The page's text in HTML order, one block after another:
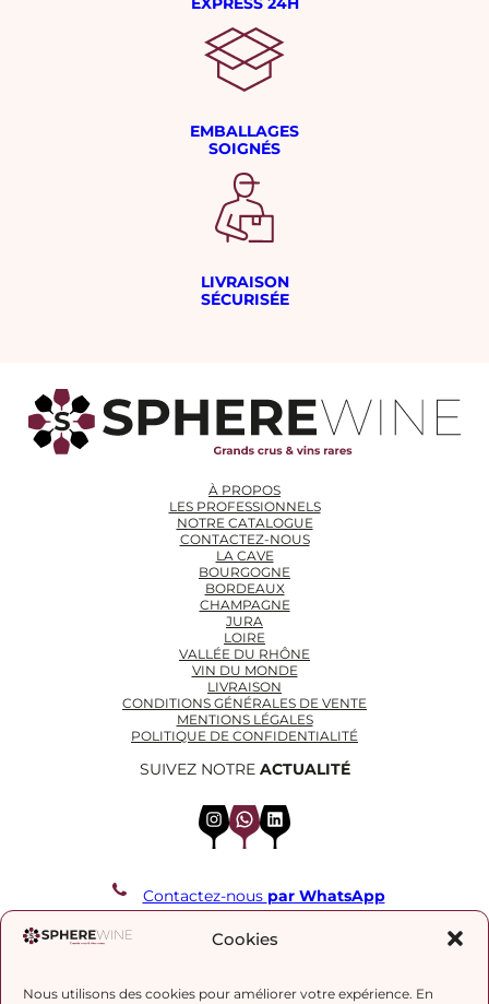
Cookies
Nous utilisons des cookies pour améliorer votre expérience. En
EMBALLAGES
SOIGNÉS
LIVRAISON
SÉCURISÉE
À PROPOS
LES PROFESSIONNELS
NOTRE CATALOGUE
CONTACTEZ-NOUS
LA CAVE
BOURGOGNE
BORDEAUX
CHAMPAGNE
JURA
LOIRE
VALLÉE DU RHÔNE
VIN DU MONDE
LIVRAISON
CONDITIONS GÉNÉRALES DE VENTE
MENTIONS LÉGALES
POLITIQUE DE CONFIDENTIALITÉ
SUIVEZ NOTRE ACTUALITÉ
InstagramWhatsApp LinkedIn
Contactez-nous par WhatsApp
REJOIGNEZ NOTRE LISTE DE DIFFUSION